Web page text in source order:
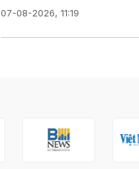
07-08-2026, 11:19